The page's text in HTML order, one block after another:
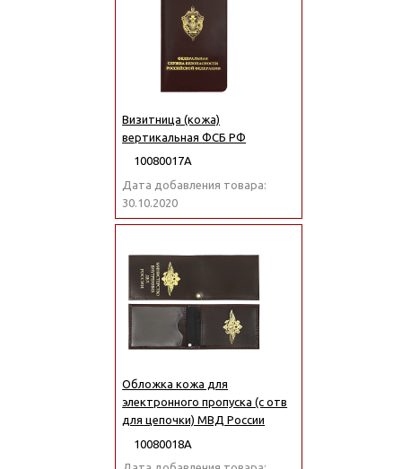
Визитница (кожа)
вертикальная ФСБ РФ
10080017А
Дата добавления товара:
30.10.2020
Обложка кожа для
электронного пропуска (с отв
для цепочки) МВД России
10080018А